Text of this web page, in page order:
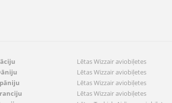
Lētas Wizzair aviobiļetes
Lētas Wizzair aviobiļetes
Lētas Wizzair aviobiļetes
Lētas Wizzair aviobiļetes